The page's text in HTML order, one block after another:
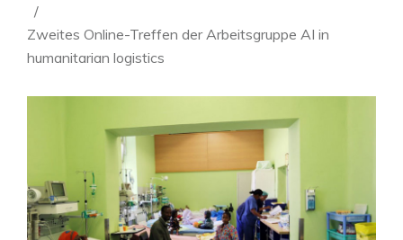
Zweites Online-Treffen der Arbeitsgruppe AI in
humanitarian logistics